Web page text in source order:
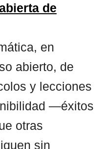
de
en
abierto, de
y lecciones
—éxitos
otras
sin